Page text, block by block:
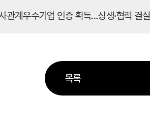
관계우수기업 인증 획득…상생·협력 결실
목록